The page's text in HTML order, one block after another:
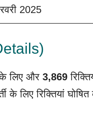
2025
के लिए और 3,869
के लिए रिक्तियां